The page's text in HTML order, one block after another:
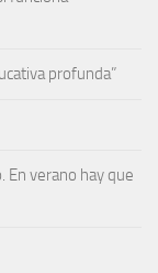
profunda”
En verano hay que